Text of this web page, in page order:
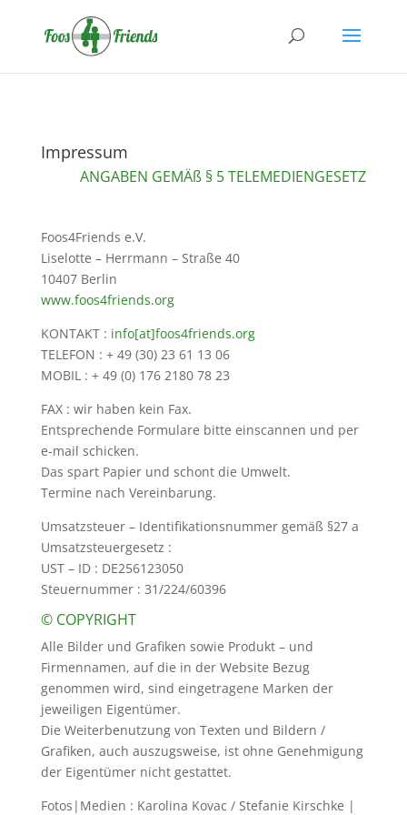
Impressum
ANGABEN GEMÄß § 5 TELEMEDIENGESETZ
Foos4Friends e.V.
Liselotte – Herrmann – Straße 40
10407 Berlin
www.foos4friends.org
KONTAKT : info[at]foos4friends.org
TELEFON : + 49 (30) 23 61 13 06
MOBIL : + 49 (0) 176 2180 78 23
FAX : wir haben kein Fax.
Entsprechende Formulare bitte einscannen und per
e-mail schicken.
Das spart Papier und schont die Umwelt.
Termine nach Vereinbarung.
Umsatzsteuer – Identifikationsnummer gemäß §27 a
Umsatzsteuergesetz :
UST – ID : DE256123050
Steuernummer : 31/224/60396
© COPYRIGHT
Alle Bilder und Grafiken sowie Produkt – und
Firmennamen, auf die in der Website Bezug
genommen wird, sind eingetragene Marken der
jeweiligen Eigentümer.
Die Weiterbenutzung von Texten und Bildern /
Grafiken, auch auszugsweise, ist ohne Genehmigung
der Eigentümer nicht gestattet.
Fotos|Medien : Karolina Kovac / Stefanie Kirschke |